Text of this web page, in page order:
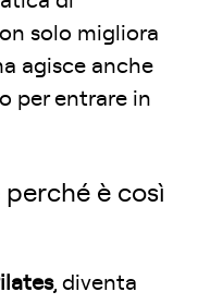
solo migliora
agisce anche
per entrare in
perché è così
, diventa